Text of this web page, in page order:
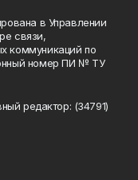
в Управлении
связи,
коммуникаций по
номер ПИ № ТУ
редактор: (34791)